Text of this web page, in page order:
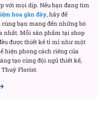
lan hồ điệp nhập khẩu
cho sự khởi đầu suôn
cho sự phát triển
sức sống mạnh mẽ,
chúc thịnh vượng.
đến niềm vui và lời
với mọi dịp. Nếu bạn đang tìm
hoa gần đây, hãy để
bạn mang đến những bó
nhất. Mỗi sản phẩm tại shop
được thiết kế tỉ mỉ như một
hiện phong cách riêng của
tạo cùng đội ngũ thiết kế,
Florist.